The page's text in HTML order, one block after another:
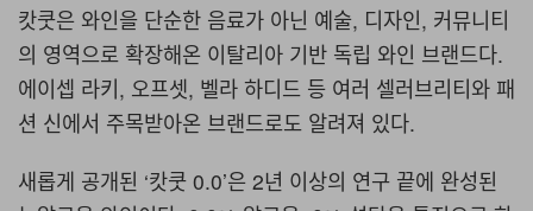
캇쿳은 와인을 단순한 음료가 아닌 예술, 디자인, 커뮤니티
의 영역으로 확장해온 이탈리아 기반 독립 와인 브랜드다.
에이셉 라키, 오프셋, 벨라 하디드 등 여러 셀러브리티와 패
션 신에서 주목받아온 브랜드로도 알려져 있다.
새롭게 공개된 ‘캇쿳 0.0’은 2년 이상의 연구 끝에 완성된